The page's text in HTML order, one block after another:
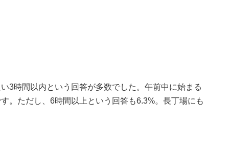
3時間以内という回答が多数でした。午前中に始まる
。ただし、6時間以上という回答も6.3%。長丁場にも